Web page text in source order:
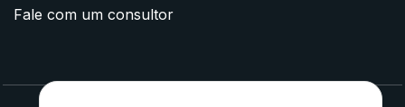
Fale com um consultor